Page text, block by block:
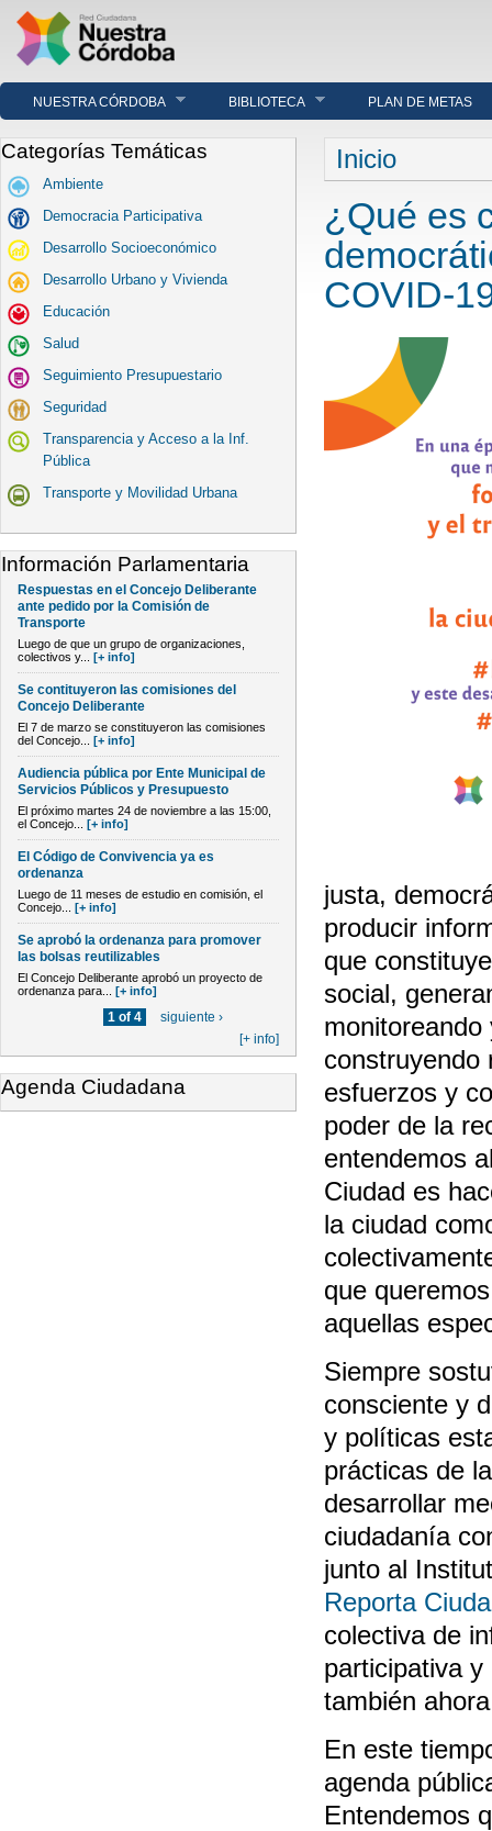
NUESTRA CÓRDOBA BIBLIOTECA PLAN DE METAS
Categorías Temáticas
Ambiente
Democracia Participativa
Desarrollo Socioeconómico
Desarrollo Urbano y Vivienda
Educación
Salud
Seguimiento Presupuestario
Seguridad
Transparencia y Acceso a la Inf.
Pública
Transporte y Movilidad Urbana
Información Parlamentaria
Respuestas en el Concejo Deliberante
ante pedido por la Comisión de
Transporte
Luego de que un grupo de organizaciones,
colectivos y... [+ info]
Se contituyeron las comisiones del
Concejo Deliberante
El 7 de marzo se constituyeron las comisiones
del Concejo... [+ info]
Audiencia pública por Ente Municipal de
Servicios Públicos y Presupuesto
El próximo martes 24 de noviembre a las 15:00,
el Concejo... [+ info]
El Código de Convivencia ya es
ordenanza
Luego de 11 meses de estudio en comisión, el
Concejo... [+ info]
Se aprobó la ordenanza para promover
las bolsas reutilizables
El Concejo Deliberante aprobó un proyecto de
ordenanza para... [+ info]
1 of 4
siguiente ›
[+ info]
Agenda Ciudadana
Se encuentra
Inicio
¿Qué es
COVID-
justa,
producir
que
social,
construyendo
esfuerzos y
poder de la
entendemos
Ciudad es
la ciudad
que
aquellas
Siempre
consciente y
y políticas
prácticas de
desarrollar
ciudadanía
junto al
Reporta
colectiva de
participativa
también
En este
agenda
Entendemos